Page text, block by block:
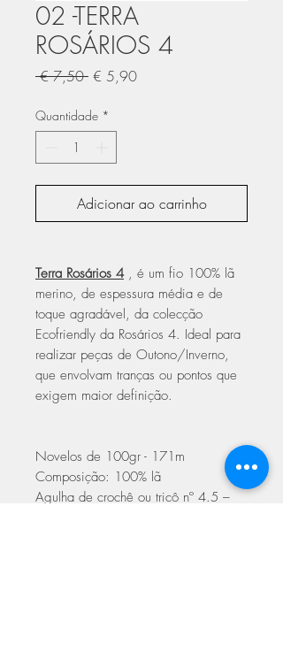
02 -TERRA
ROSÁRIOS 4
€ 7,50 Preço
€ 5,90Preço
Quantidade *
Adicionar ao carrinho
Terra Rosários 4, é um fio 100% lã
merino, de espessura média e de
toque agradável, da colecção
Ecofriendly da Rosários 4. Ideal para
realizar peças de Outono/Inverno,
que envolvam tranças ou pontos que
exigem maior definição.
Novelos de 100gr - 171m
Composição: 100% lã
Agulha de crochê ou tricô nº 4.5 –